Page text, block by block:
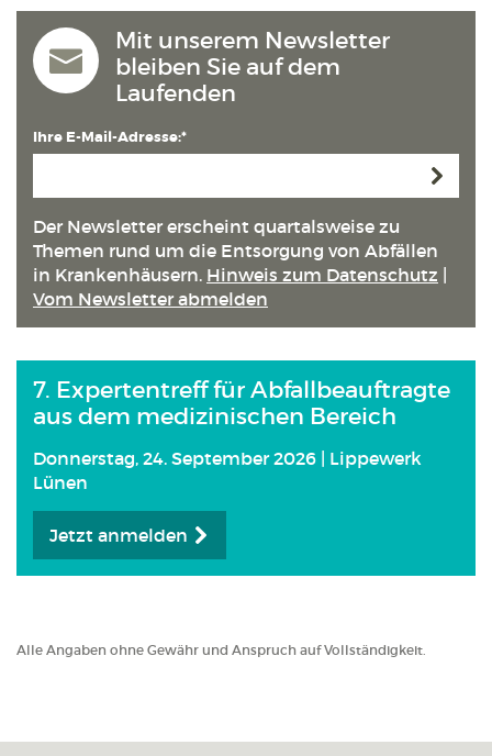
Mit unserem Newsletter
bleiben Sie auf dem
Laufenden
Ihre E-Mail-Adresse:*
Der Newsletter erscheint quartals­weise zu
Themen rund um die Entsorgung von Abfällen
in Kranken­häusern. Hinweis zum Datenschutz
Vom Newsletter abmelden
7. Expertentreff für Abfallbeauftragte
aus dem medizinischen Bereich
Donnerstag, 24. September 2026 | Lippewerk
Lünen
Jetzt anmelden
Alle Angaben ohne Gewähr und Anspruch auf Vollständigkeit.